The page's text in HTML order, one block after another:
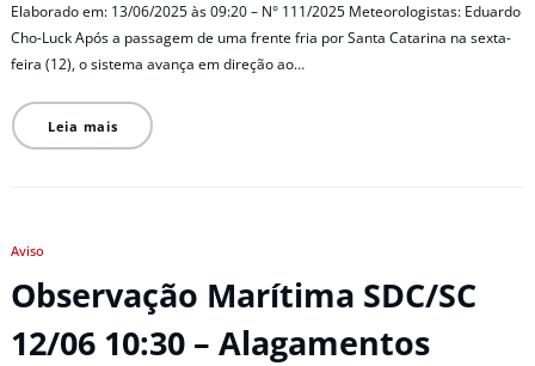
Elaborado em: 13/06/2025 às 09:20 – N° 111/2025 Meteorologistas: Eduardo
Cho-Luck Após a passagem de uma frente fria por Santa Catarina na sexta-
feira (12), o sistema avança em direção ao…
Leia mais
Aviso
Observação Marítima SDC/SC
12/06 10:30 – Alagamentos